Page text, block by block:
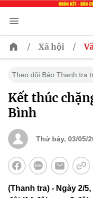
/ Xã hội /
Theo dõi Báo Thanh tra
Kết thúc
Bình
Thứ bảy, 03/05/
(Thanh tra) - Ngày 2/